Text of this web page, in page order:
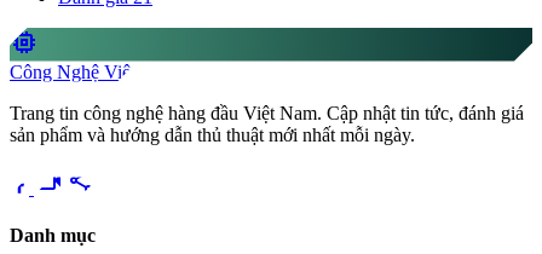
memory
Công Nghệ Việt
Trang tin công nghệ hàng đầu Việt Nam. Cập nhật tin tức, đánh giá
sản phẩm và hướng dẫn thủ thuật mới nhất mỗi ngày.
videocam share
Danh mục